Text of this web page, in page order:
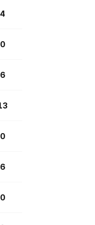
4
0
6
0
6
0